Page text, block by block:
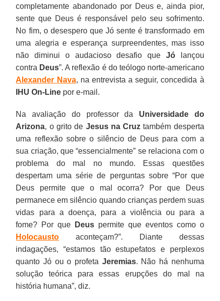
completamente abandonado por Deus e, ainda pior,
sente que Deus é responsável pelo seu sofrimento.
No fim, o desespero que Jó sente é transformado em
uma alegria e esperança surpreendentes, mas isso
não diminui o audacioso desafio que Jólançou
contra Deus”. A reflexão é do teólogo norte-americano
Alexander Nava, na entrevista a seguir, concedida à
IHU On-Line por e-mail.
Na avaliação do professor da Universidade do
Arizona, o grito de Jesus na Cruz também desperta
uma reflexão sobre o silêncio de Deus para com a
sua criação, que “essencialmente” se relaciona com o
problema do mal no mundo. Essas questões
despertam uma série de perguntas sobre “Por que
Deus permite que o mal ocorra? Por que Deus
permanece em silêncio quando crianças perdem suas
vidas para a doença, para a violência ou para a
fome? Por que Deus permite que eventos como o
Holocausto aconteçam?”. Diante dessas
indagações, “estamos tão estupefatos e perplexos
quanto Jó ou o profeta Jeremias. Não há nenhuma
solução teórica para essas erupções do mal na
história humana”, diz.